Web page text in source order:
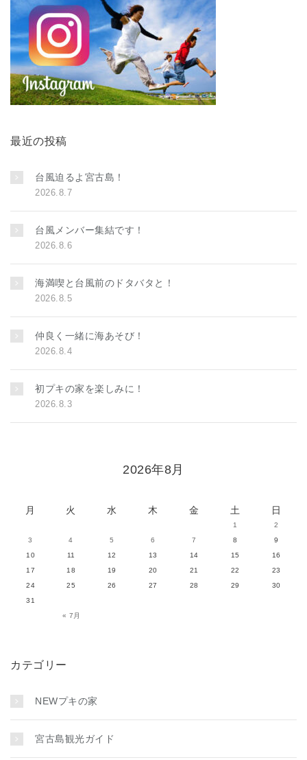
最近の投稿
台風迫るよ宮古島！
2026.8.7
台風メンバー集結です！
2026.8.6
海満喫と台風前のドタバタと！
2026.8.5
仲良く一緒に海あそび！
2026.8.4
初プキの家を楽しみに！
2026.8.3
2026年8月
月 火 水 木 金 土 日
« 7月
1
2
3
4 5 6 7 8
9
10
11 12 13 14 15
16
17
18 19 20 21 22
23
24
25 26 27 28 29
30
31
カテゴリー
NEWプキの家
宮古島観光ガイド